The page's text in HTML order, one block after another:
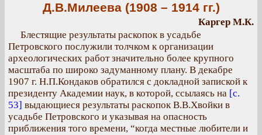
Д.В.Милеева (1908 – 1914 гг.)
Каргер М.К.
Блестящие результаты раскопок в усадьбе
Петровского послужили толчком к организации
археологических работ значительно более крупного
масштаба по широко задуманному плану. В декабре
1907 г. Н.П.Кондаков обратился с докладной запиской к
президенту Академии наук, в которой, ссылаясь на [с.
53] выдающиеся результаты раскопок В.В.Хвойки в
усадьбе Петровского и указывая на опасность
приближения того времени, “когда местные любители и